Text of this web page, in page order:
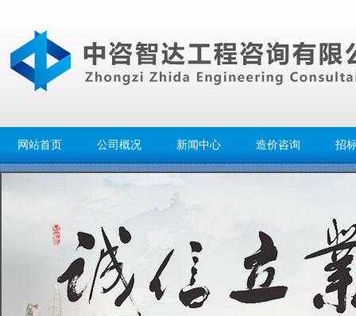
网站首页 公司概况 新闻中心 造价咨询 招